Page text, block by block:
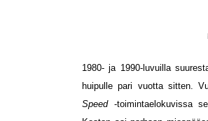
1980- ja 1990-luvuilla
huipulle pari vuotta sitten.
Speed-toimintaelokuvissa